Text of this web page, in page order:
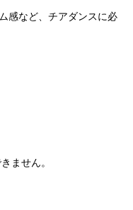
感など、チアダンスに必
ません。